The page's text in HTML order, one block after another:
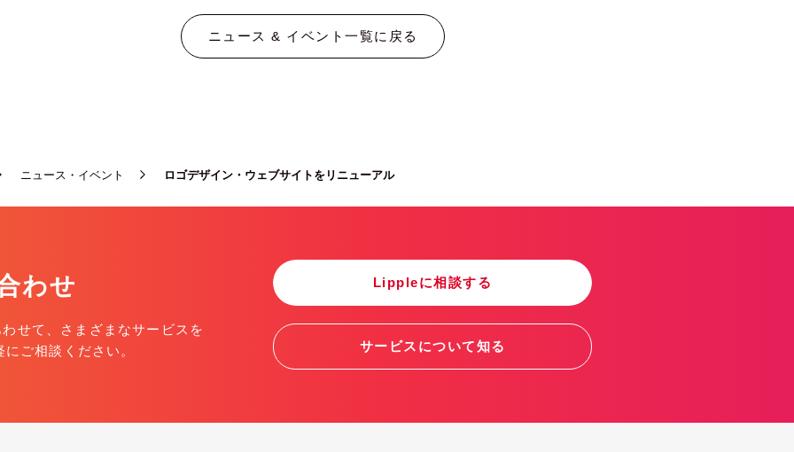
ニュース & イベント一覧に戻る
ニュース・イベント ロゴデザイン・ウェブサイトをリニューアル
わせ
せて、さまざまなサービスを
ご相談ください。
Lippleに相談する
サービスについて知る